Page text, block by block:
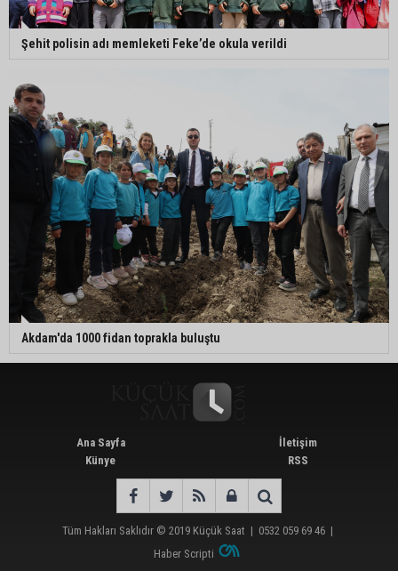
Şehit polisin adı memleketi Feke’de okula verildi
Akdam'da 1000 fidan toprakla buluştu
Ana Sayfa
Künye
İletişim
RSS
Tüm Hakları Saklıdır © 2019 Küçük Saat | 0532 059 69 46 |
Haber Scripti